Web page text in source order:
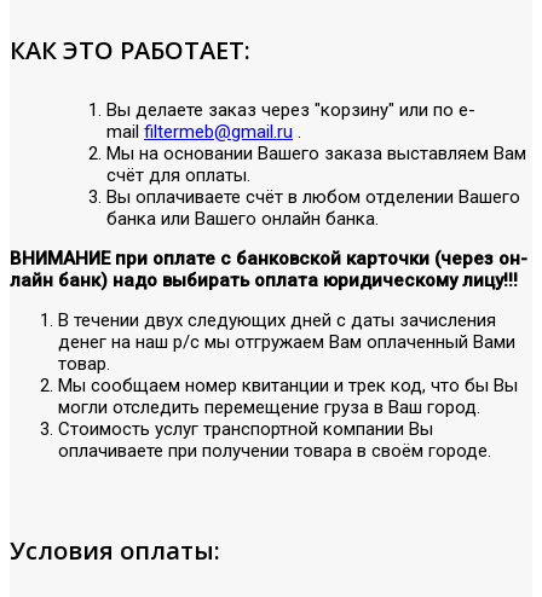
КАК ЭТО РАБОТАЕТ:
Вы делаете заказ через "корзину" или по е-
mail filtermeb@gmail.ru .
Мы на основании Вашего заказа выставляем Вам
счёт для оплаты.
Вы оплачиваете счёт в любом отделении Вашего
банка или Вашего онлайн банка.
ВНИМАНИЕ при оплате с банковской карточки (через он-
лайн банк) надо выбирать оплата юридическому лицу!!!
В течении двух следующих дней с даты зачисления
денег на наш р/с мы отгружаем Вам оплаченный Вами
товар.
Мы сообщаем номер квитанции и трек код, что бы Вы
могли отследить перемещение груза в Ваш город.
Стоимость услуг транспортной компании Вы
оплачиваете при получении товара в своём городе.
Условия оплаты: